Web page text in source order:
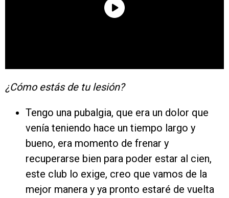
¿Cómo estás de tu lesión?
Tengo una pubalgia, que era un dolor que
venía teniendo hace un tiempo largo y
bueno, era momento de frenar y
recuperarse bien para poder estar al cien,
este club lo exige, creo que vamos de la
mejor manera y ya pronto estaré de vuelta